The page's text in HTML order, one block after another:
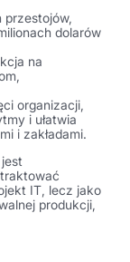
dolarów
na
organizacji,
i ułatwia
i zakładami.
IT, lecz jako
produkcji,